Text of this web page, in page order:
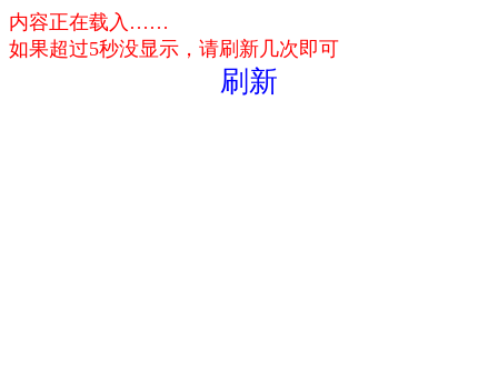
内容正在载入……
如果超过5秒没显示，请刷新几次即可
刷新